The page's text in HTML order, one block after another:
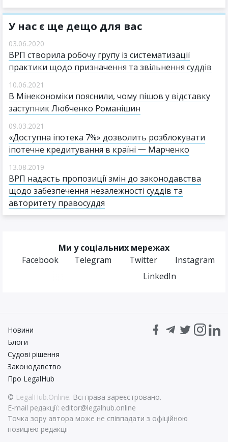
У нас є ще дещо для вас
03.06.2020
ВРП створила робочу групу із систематизації
практики щодо призначення та звільнення суддів
10.06.2021
В Мінекономіки пояснили, чому пішов у відставку
заступник Любченко Романішин
09.03.2021
«Доступна іпотека 7%» дозволить розблокувати
іпотечне кредитування в країні 一 Марченко
13.08.2019
ВРП надасть пропозиції змін до законодавства
щодо забезпечення незалежності суддів та
авторитету правосуддя
Ми у соціальних мережах
Facebook
Telegram Twitter
Instagram
LinkedIn
© LegalHub.Online. Всі права зареєстровано.
E-mail редакції: editor@legalhub.online
Точка зору автора може не співпадати з офіційною
позицією редакції
Новини
Блоги
Судові рішення
Законодавство
Про LegalHub